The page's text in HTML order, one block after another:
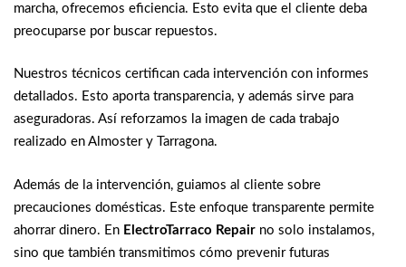
marcha, ofrecemos eficiencia. Esto evita que el cliente deba
preocuparse por buscar repuestos.
Nuestros técnicos certifican cada intervención con informes
detallados. Esto aporta transparencia, y además sirve para
aseguradoras. Así reforzamos la imagen de cada trabajo
realizado en Almoster y Tarragona.
Además de la intervención, guiamos al cliente sobre
precauciones domésticas. Este enfoque transparente permite
ahorrar dinero. En ElectroTarraco Repair no solo instalamos,
sino que también transmitimos cómo prevenir futuras